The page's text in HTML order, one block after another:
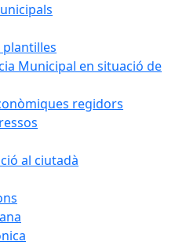
Municipal en situació de
regidors
al ciutadà